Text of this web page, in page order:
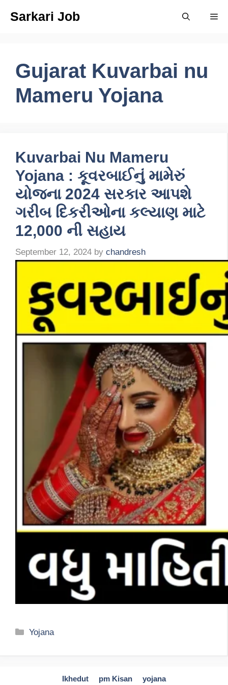
Sarkari Job
Gujarat Kuvarbai nu
Mameru Yojana
Kuvarbai Nu Mameru
Yojana : કૂવરબાઈનું મામેરું
યોજના 2024 સરકાર આપશે
ગરીબ દિકરીઓના કલ્યાણ માટે
12,000 ની સહાય
September 12, 2024 by chandresh
Categories
Yojana
Ikhedut pm Kisan
yojana